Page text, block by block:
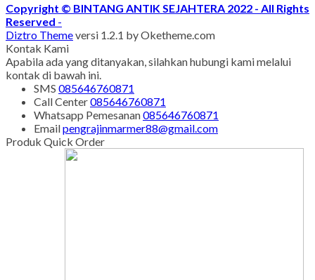
Copyright © BINTANG ANTIK SEJAHTERA 2022 - All Rights
Reserved -
Diztro Themeversi 1.2.1 by Oketheme.com
Kontak Kami
Apabila ada yang ditanyakan, silahkan hubungi kami melalui
kontak di bawah ini.
SMS 085646760871
Call Center085646760871
Whatsapp Pemesanan085646760871
Emailpengrajinmarmer88@gmail.com
Produk Quick Order